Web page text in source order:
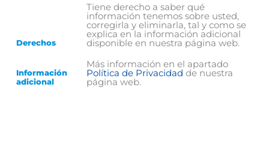
Derechos
Tiene derecho a saber qué
información tenemos sobre usted,
corregirla y eliminarla, tal y como se
explica en la información adicional
disponible en nuestra página web.
Información
adicional
Más información en el apartado
Política de Privacidad de nuestra
página web.